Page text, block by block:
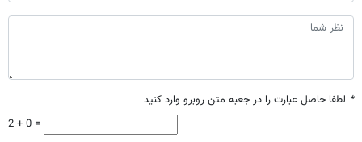
* لطفا حاصل عبارت را در جعبه متن روبرو وارد کنید
2 + 0 =